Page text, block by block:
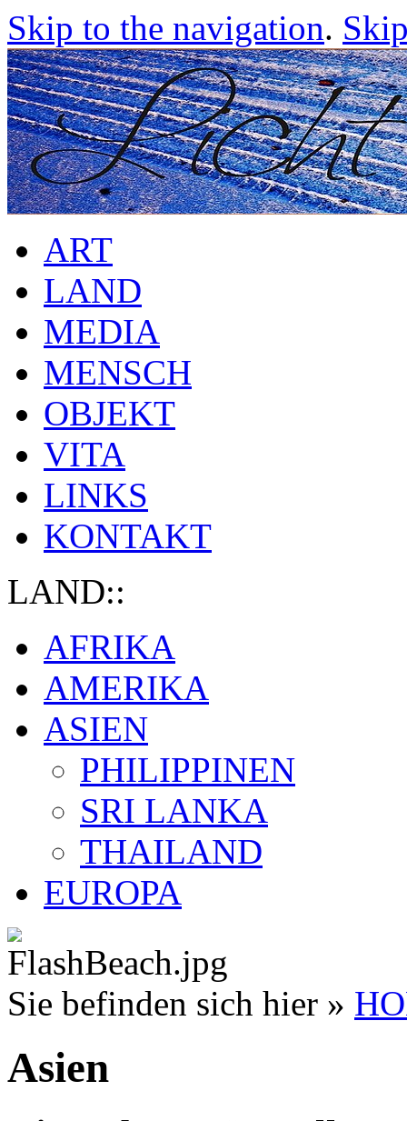
Skip to the navigation.
ART
LAND
MEDIA
MENSCH
OBJEKT
VITA
LINKS
KONTAKT
LAND::
AFRIKA
AMERIKA
ASIEN
PHILIPPINEN
SRI LANKA
THAILAND
EUROPA
Sie befinden sich hier »
Asien